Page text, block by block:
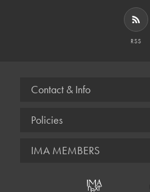
RSS
Contact & Info
Policies
IMA MEMBERS